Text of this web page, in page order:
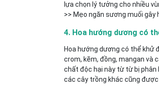
lựa chọn lý tưởng cho nhiều
>> Mẹo ngăn sương muối gây
4. Hoa hướng dương có
Hoa hướng dương có thể khử
crom, kẽm, đồng, mangan và
chất độc hại này từ từ bị phân
các cây trồng khác cũng được